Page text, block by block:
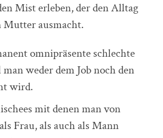
Mist erleben, der den Alltag
Mutter ausmacht.
omnipräsente schlechte
weder dem Job noch den
wird.
mit denen man von
Frau, als auch als Mann